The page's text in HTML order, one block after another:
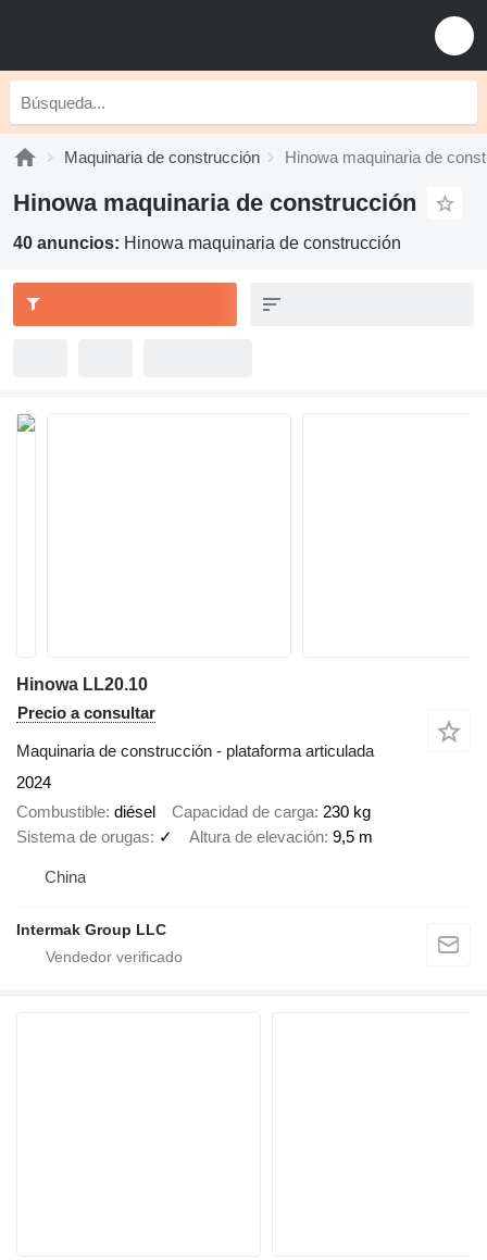
Maquinaria de construcción Hinowa maquinaria de
Hinowa maquinaria de construcción
40 anuncios: Hinowa maquinaria de construcción
Hinowa LL20.10
Precio a consultar
Maquinaria de construcción - plataforma articulada
2024
Combustible diésel Capacidad de carga 230 kg
Sistema de orugas
✓ Altura de elevación 9,5 m
China
Intermak Group LLC